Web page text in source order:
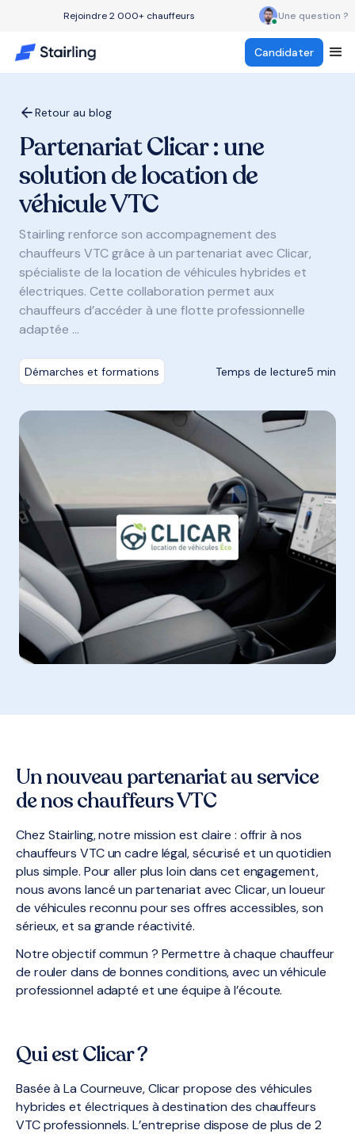
Rejoindre 2 000+ chauffeurs Une question ?
Candidater
Retour au blog
Partenariat Clicar : une
solution de location de
véhicule VTC
Stairling renforce son accompagnement des
chauffeurs VTC grâce à un partenariat avec Clicar,
spécialiste de la location de véhicules hybrides et
électriques. Cette collaboration permet aux
chauffeurs d’accéder à une flotte professionnelle
adaptée ...
Démarches et formations Temps de lecture5 min
Un nouveau partenariat au service
de nos chauffeurs VTC
Chez Stairling, notre mission est claire : offrir à nos
chauffeurs VTC un cadre légal, sécurisé et un quotidien
plus simple. Pour aller plus loin dans cet engagement,
nous avons lancé un partenariat avec Clicar, un loueur
de véhicules reconnu pour ses offres accessibles, son
sérieux, et sa grande réactivité.
Notre objectif commun ? Permettre à chaque chauffeur
de rouler dans de bonnes conditions, avec un véhicule
professionnel adapté et une équipe à l’écoute.
Qui est Clicar ?
Basée à La Courneuve, Clicar propose des véhicules
hybrides et électriques à destination des chauffeurs
VTC professionnels. L’entreprise dispose de plus de 2